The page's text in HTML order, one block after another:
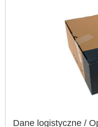
Dane logistyczne /